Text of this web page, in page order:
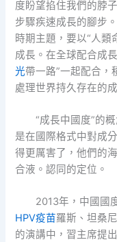
度盼望掐住我們的脖
步驟疾速成長的腳步
時期主題，要以“人類
成長。在全球配合成
光帶一路”一起配合，
處理世界持久存在的
“成長中國度”的
是在國際格式中對成
得更厲害了，他們的
合液。認同的定位。
2013年，中國國
HPV疫苗羅斯、坦桑
的演講中，習主席提